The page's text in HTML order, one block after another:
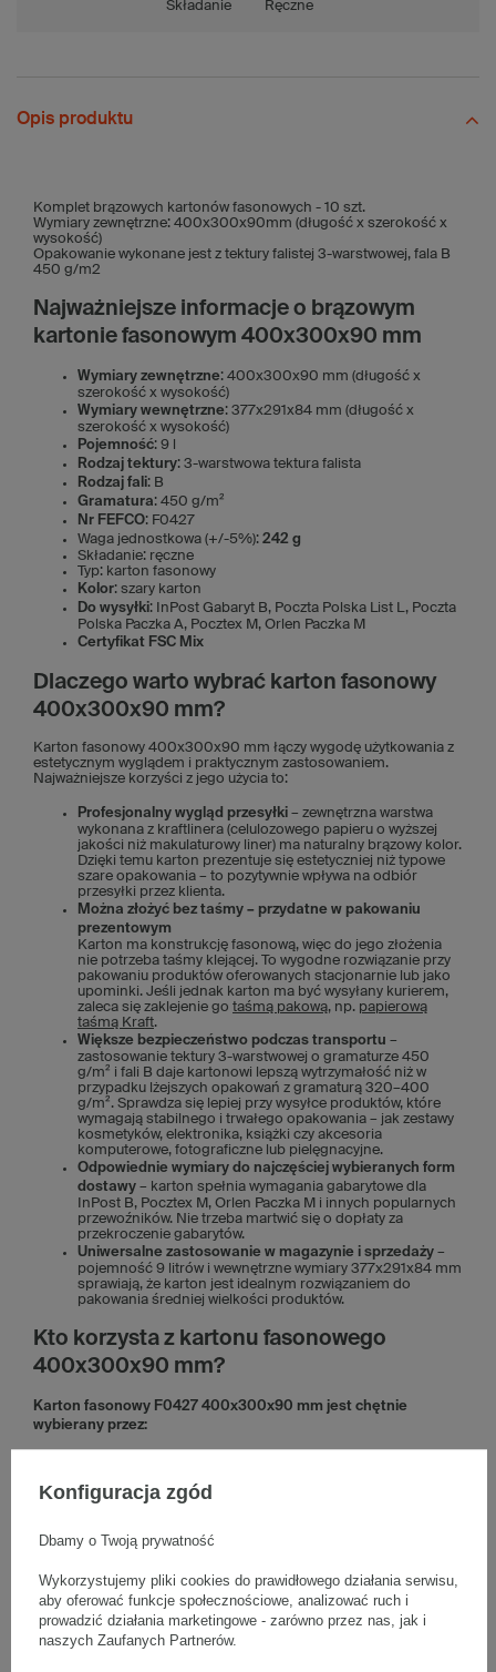
Składanie Ręczne
Opis produktu
Komplet brązowych kartonów fasonowych - 10 szt.
Wymiary zewnętrzne: 400x300x90mm (długość x szerokość x
wysokość)
Opakowanie wykonane jest z tektury falistej 3-warstwowej, fala B
450 g/m2
Najważniejsze informacje o brązowym
kartonie fasonowym 400x300x90 mm
Wymiary zewnętrzne: 400x300x90 mm (długość x
szerokość x wysokość)
Wymiary wewnętrzne: 377x291x84 mm (długość x
szerokość x wysokość)
Pojemność: 9 l
Rodzaj tektury: 3-warstwowa tektura falista
Rodzaj fali: B
Gramatura: 450 g/m²
Nr FEFCO: F0427
Waga jednostkowa (+/-5%): 242 g
Składanie: ręczne
Typ: karton fasonowy
Kolor: szary karton
Do wysyłki: InPost Gabaryt B, Poczta Polska List L, Poczta
Polska Paczka A, Pocztex M, Orlen Paczka M
Certyfikat FSC Mix
Dlaczego warto wybrać karton fasonowy
400x300x90 mm?
Karton fasonowy 400x300x90 mm łączy wygodę użytkowania z
estetycznym wyglądem i praktycznym zastosowaniem.
Najważniejsze korzyści z jego użycia to:
Profesjonalny wygląd przesyłki – zewnętrzna warstwa
wykonana z kraftlinera (celulozowego papieru o wyższej
jakości niż makulaturowy liner) ma naturalny brązowy kolor.
Dzięki temu karton prezentuje się estetyczniej niż typowe
szare opakowania – to pozytywnie wpływa na odbiór
przesyłki przez klienta.
Można złożyć bez taśmy – przydatne w pakowaniu
prezentowym
Karton ma konstrukcję fasonową, więc do jego złożenia
nie potrzeba taśmy klejącej. To wygodne rozwiązanie przy
pakowaniu produktów oferowanych stacjonarnie lub jako
upominki. Jeśli jednak karton ma być wysyłany kurierem,
zaleca się zaklejenie go taśmą pakową, np. papierową
taśmą Kraft.
Większe bezpieczeństwo podczas transportu –
zastosowanie tektury 3-warstwowej o gramaturze 450
g/m² i fali B daje kartonowi lepszą wytrzymałość niż w
przypadku lżejszych opakowań z gramaturą 320–400
g/m². Sprawdza się lepiej przy wysyłce produktów, które
wymagają stabilnego i trwałego opakowania – jak zestawy
kosmetyków, elektronika, książki czy akcesoria
komputerowe, fotograficzne lub pielęgnacyjne.
Odpowiednie wymiary do najczęściej wybieranych form
dostawy – karton spełnia wymagania gabarytowe dla
InPost B, Pocztex M, Orlen Paczka M i innych popularnych
przewoźników. Nie trzeba martwić się o dopłaty za
przekroczenie gabarytów.
Uniwersalne zastosowanie w magazynie i sprzedaży –
pojemność 9 litrów i wewnętrzne wymiary 377x291x84 mm
sprawiają, że karton jest idealnym rozwiązaniem do
pakowania średniej wielkości produktów.
Kto korzysta z kartonu fasonowego
400x300x90 mm?
Karton fasonowy F0427 400x300x90 mm jest chętnie
wybierany przez:
firmy wysyłające paczki marketingowe,
wydawnictwa i księgarnie online,
sklepy z artykułami do pielęgnacji
sklepy on-line wysyłające produkty prozdrowotne.
Co można wysłać w kartonie fasonowym
400x300x90 mm
Konfiguracja zgód
Dbamy o Twoją prywatność
Wykorzystujemy pliki cookies do prawidłowego działania serwisu,
aby oferować funkcje społecznościowe, analizować ruch i
prowadzić działania marketingowe - zarówno przez nas, jak i
naszych Zaufanych Partnerów.